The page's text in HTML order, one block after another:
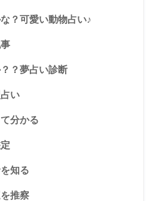
？可愛い動物占い♪
？夢占い診断
い
分かる
知る
推察